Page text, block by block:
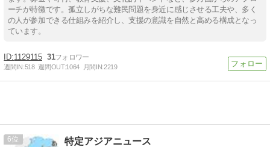
ーチが特徴です。孤立しがちな難民問題を身近に感じさせる工夫や、多く
の人が参加できる仕組みを紹介し、支援の意識を自然と高める構成となっ
ています。
1129115 31
週間IN:518 週間OUT:1064 月間IN:2219
6 特定アジアニュース